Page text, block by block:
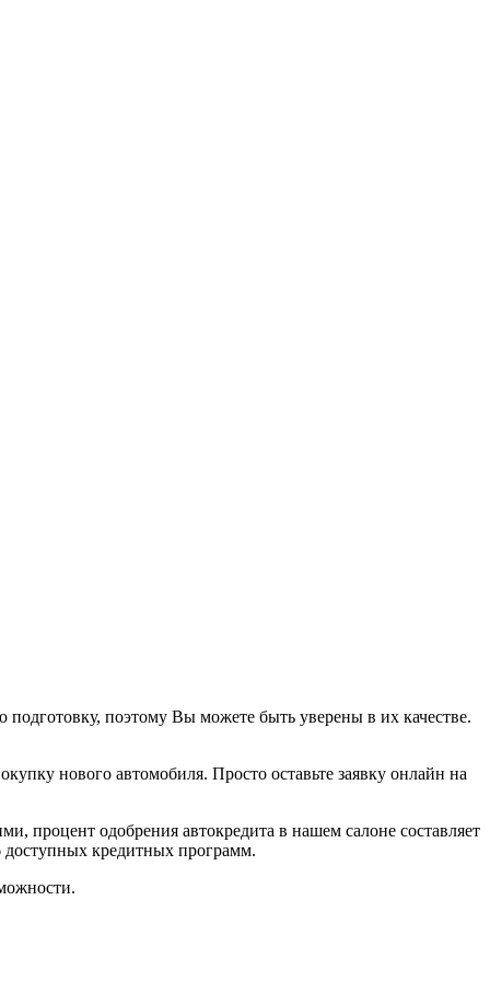
поэтому Вы можете быть уверены в их качестве.
нового автомобиля. Просто оставьте заявку онлайн на
процент одобрения автокредита в нашем салоне составляет
кредитных программ.